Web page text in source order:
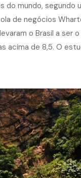
mundo, segundo
de negócios
o Brasil a ser o
acima de 8,5. O